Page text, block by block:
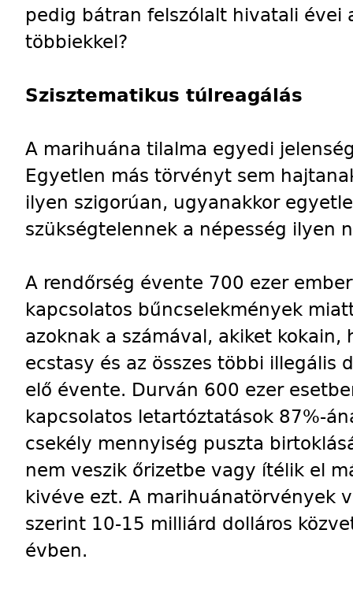
pedig bátran felszólalt hivatali évei
többiekkel?
Szisztematikus túlreagálás
A marihuána tilalma egyedi
Egyetlen más törvényt sem
ilyen szigorúan, ugyanakkor
szükségtelennek a népesség ilyen
A rendőrség évente 700 ezer
kapcsolatos bűncselekmények
azoknak a számával, akiket
ecstasy és az összes többi illegális
elő évente. Durván 600 ezer
kapcsolatos letartóztatások 87%-
csekély mennyiség puszta
nem veszik őrizetbe vagy ítélik el
kivéve ezt. A marihuánatörvények
szerint 10-15 milliárd dolláros
évben.